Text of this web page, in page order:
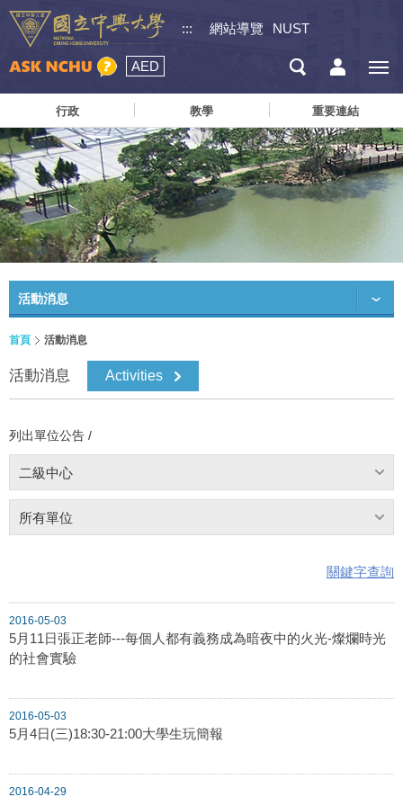
::: 網站導覽 NUST
AED
行政 教學 重要連結
活動消息
首頁 活動消息
活動消息 Activities
列出單位公告 /
二級中心
所有單位
關鍵字查詢
2016-05-03
5月11日張正老師---每個人都有義務成為暗夜中的火光-燦爛時光
的社會實驗
2016-05-03
5月4日(三)18:30-21:00大學生玩簡報
2016-04-29